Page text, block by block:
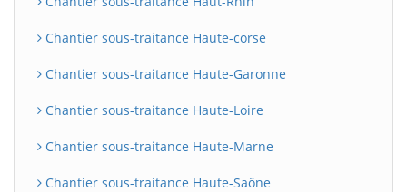
Chantier sous-traitance Haute-corse
Chantier sous-traitance Haute-Garonne
Chantier sous-traitance Haute-Loire
Chantier sous-traitance Haute-Marne
Chantier sous-traitance Haute-Saône